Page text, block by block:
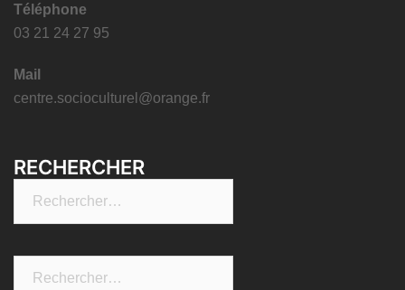
Téléphone
03 21 24 27 95
Mail
centre.socioculturel@orange.fr
RECHERCHER